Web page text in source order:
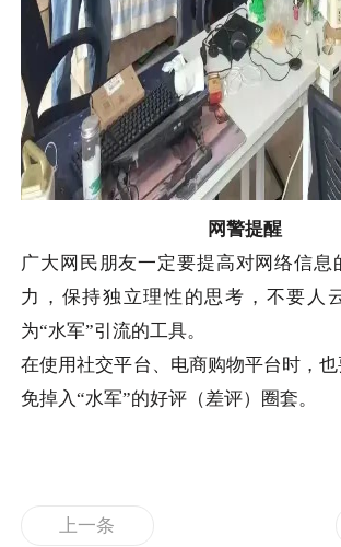
网警提醒
广大网民朋友一定要提高对网络信息
力，保持独立理性的思考，不要人
为“水军”引流的工具。
在使用社交平台、电商购物平台时，
免掉入“水军”的好评（差评）圈套。
上一条